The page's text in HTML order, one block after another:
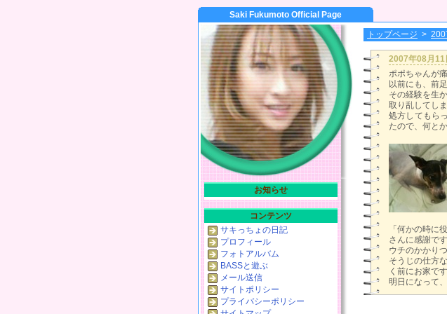
Saki Fukumoto Official Page
トップページ >
2007年08月11
ポポちゃんが
以前にも、前
その経験を生
取り乱してし
処方してもら
たので、何とか
「何かの時に
さんに感謝です
ウチのかかり
そうじの仕方
く前にお家で
明日になって
お知らせ
コンテンツ
サキっちょの日記
プロフィール
フォトアルバム
BASSと遊ぶ
メール送信
サイトポリシー
プライバシーポリシー